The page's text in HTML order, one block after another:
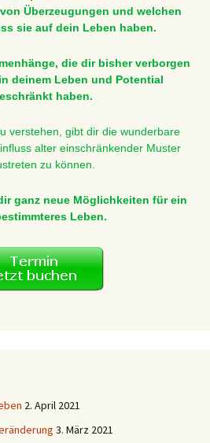
Überzeugungen und welchen
sie auf dein Leben haben.
die dir bisher verborgen
deinem Leben und Potential
haben.
verstehen, gibt dir die wunderbare
alter einschränkender Muster
zu können.
ganz neue Möglichkeiten für ein
Leben.
2. April 2021
3. März 2021